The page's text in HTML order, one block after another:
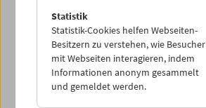
PROGRAMM ÜBERBLICK
Statistik
Statistik-Cookies helfen Webseiten-
Besitzern zu verstehen, wie Besucher
mit Webseiten interagieren, indem
Informationen anonym gesammelt
und gemeldet werden.